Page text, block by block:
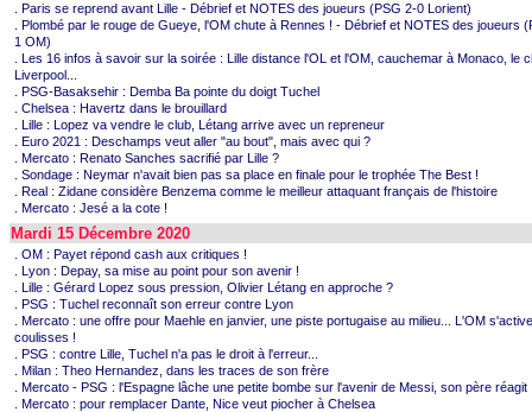
. Paris se reprend avant Lille - Débrief et NOTES des joueurs (PSG 2-0 Lorient)
. Plombé par le rouge de Gueye, l'OM chute à Rennes ! - Débrief et NOTES des joueurs
1 OM)
. Les 16 infos à savoir sur la soirée : Lille distance l'OL et l'OM, cauchemar à Monaco, le
Liverpool...
. PSG-Basaksehir : Demba Ba pointe du doigt Tuchel
. Chelsea : Havertz dans le brouillard
. Lille : Lopez va vendre le club, Létang arrive avec un repreneur
. Euro 2021 : Deschamps veut aller "au bout", mais avec qui ?
. Mercato : Renato Sanches sacrifié par Lille ?
. Sondage : Neymar n'avait bien pas sa place en finale pour le trophée The Best !
. Real : Zidane considère Benzema comme le meilleur attaquant français de l'histoire
. Mercato : Jesé a la cote !
Mardi 15 Décembre 2020
. OM : Payet répond cash aux critiques !
. Lyon : Depay, sa mise au point pour son avenir !
. Lille : Gérard Lopez sous pression, Olivier Létang en approche ?
. PSG : Tuchel reconnaît son erreur contre Lyon
. Mercato : une offre pour Maehle en janvier, une piste portugaise au milieu... L'OM
coulisses !
. PSG : contre Lille, Tuchel n'a pas le droit à l'erreur...
. Milan : Theo Hernandez, dans les traces de son frère
. Mercato - PSG : l'Espagne lâche une petite bombe sur l'avenir de Messi, son père réagit
. Mercato : pour remplacer Dante, Nice veut piocher à Chelsea